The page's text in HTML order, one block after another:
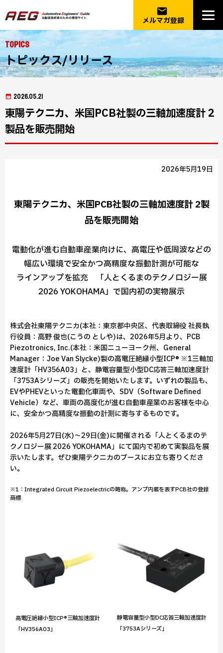
email
メルマガ登録
Topics
トピックス/リリース
2026.05.21
東陽テクニカ、米国PCB社製の三軸加速度計 2
製品を販売開始
2026年5月19日
東陽テクニカ、米国PCB社製の三軸加速度計 2製
品を販売開始
電動化が進む自動車産業向けに、高電圧や低周波などの
幅広い環境で安全かつ高精度な振動計測が可能な
ラインアップを拡充 「人とくるまのテクノロジー展
2026 YOKOHAMA」で国内初の実物展示
株式会社東陽テクニカ(本社：東京都中央区、代表取締役 社長執
行役員：高野 俊也(こうの としや)は、2026年5月より、PCB
Piezotronics, Inc.(本社：米国ニューヨーク州、General
Manager：Joe Van Slycke)製の高電圧絶縁小型ICP® ※1三軸加
速度計「HV356A03」と、静電容量型小型DC応答三軸加速度計
「3753Aシリーズ」の販売を開始いたします。いずれの製品も、
EVやPHEVといった電動化車両や、SDV（Software Defined
Vehicle）など、車両の高度化が進む自動車産業のお客様を中心
に、安全かつ高精度な振動の計測に寄与するものです。
2026年5月27日(水)～29日(金)に開催される「人とくるまのテ
クノロジー展 2026 YOKOHAMA」にて国内で初めて実製品を展
示いたします。ぜひ東陽テクニカのブースにお立ち寄りくださ
い。
※1：Integrated Circuit Piezoelectricの略称。アンプ内蔵を表すPCB社の登録
商標
高電圧絶縁小型ICP®三軸加速度計
「HV356A03」
静電容量型小型DC応答三軸加速度計
「3753Aシリーズ」